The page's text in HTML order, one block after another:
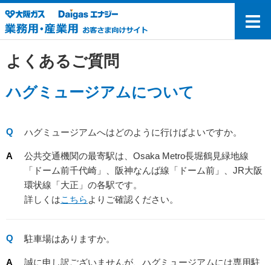
よくあるご質問
ハグミュージアムについて
ハグミュージアムへはどのように行けばよいですか。
公共交通機関の最寄駅は、Osaka Metro長堀鶴見緑地線
「ドーム前千代崎」、阪神なんば線「ドーム前」、JR大阪
環状線「大正」の各駅です。
詳しくはこちら よりご確認ください。
駐車場はありますか。
誠に申し訳ございませんが、ハグミュージアムには専用駐